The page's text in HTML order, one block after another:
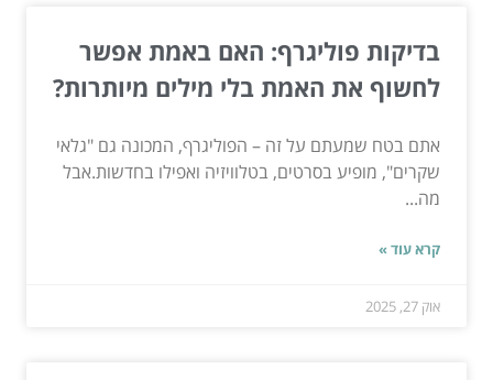
בדיקות פוליגרף: האם באמת אפשר
לחשוף את האמת בלי מילים מיותרות?
אתם בטח שמעתם על זה – הפוליגרף, המכונה גם "גלאי
שקרים", מופיע בסרטים, בטלוויזיה ואפילו בחדשות.אבל
מה...
קרא עוד »
אוק 27, 2025